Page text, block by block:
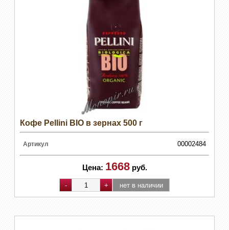
Кофе Pellini BIO в зернах 500 г
Артикул 00002484
Цена: 1668 руб.